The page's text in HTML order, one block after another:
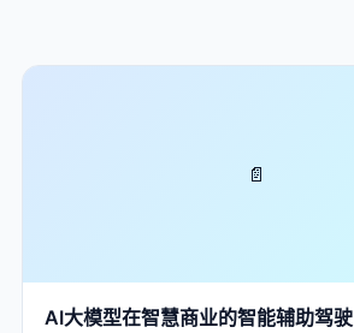
📄
AI大模型在智慧商业的智能辅助驾驶